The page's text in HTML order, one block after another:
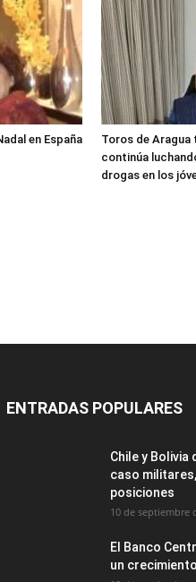
en España
Toros de Aragua
continúa
drogas en los
ENTRADAS POPULARES
Chile y Bolivia
caso
posiciones
10 de septiembre
El Banco
un